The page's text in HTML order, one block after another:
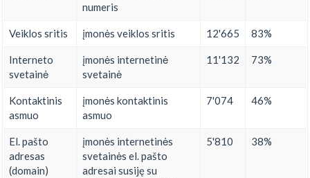
numeris
Veiklos sritis įmonės veiklos sritis 12'665 83%
Interneto
svetainė
įmonės internetinė
svetainė
11'132 73%
Kontaktinis
asmuo
įmonės kontaktinis
asmuo
7'074 46%
El. pašto
adresas
(domain)
įmonės internetinės
svetainės el. pašto
adresai susiję su
5'810 38%